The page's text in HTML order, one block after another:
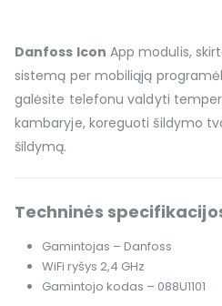
Danfoss Icon App modulis,
sistemą per mobiliąją
galėsite telefonu valdyti
kambaryje, koreguoti šildymo
šildymą.
Techninės
Gamintojas – Danfoss
WiFi ryšys 2,4 GHz
Gamintojo kodas – 088U1101